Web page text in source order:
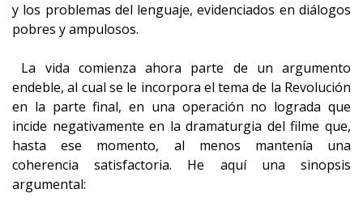
y los problemas del lenguaje, evidenciados en diálogos
pobres y ampulosos.
La vida comienza ahora parte de un argumento
endeble, al cual se le incorpora el tema de la Revolución
en la parte final, en una operación no lograda que
incide negativamente en la dramaturgia del filme que,
hasta ese momento, al menos mantenía una
coherencia satisfactoria. He aquí una sinopsis
argumental: